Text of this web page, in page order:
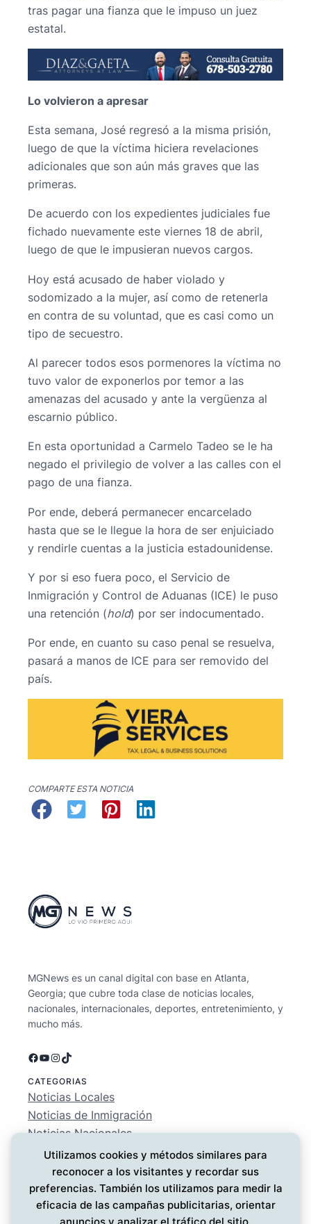
tras pagar una fianza que le impuso un juez
estatal.
Lo volvieron a apresar
Esta semana, José regresó a la misma prisión,
luego de que la víctima hiciera revelaciones
adicionales que son aún más graves que las
primeras.
De acuerdo con los expedientes judiciales fue
fichado nuevamente este viernes 18 de abril,
luego de que le impusieran nuevos cargos.
Hoy está acusado de haber violado y
sodomizado a la mujer, así como de retenerla
en contra de su voluntad, que es casi como un
tipo de secuestro.
Al parecer todos esos pormenores la víctima no
tuvo valor de exponerlos por temor a las
amenazas del acusado y ante la vergüenza al
escarnio público.
En esta oportunidad a Carmelo Tadeo se le ha
negado el privilegio de volver a las calles con el
pago de una fianza.
Por ende, deberá permanecer encarcelado
hasta que se le llegue la hora de ser enjuiciado
y rendirle cuentas a la justicia estadounidense.
Y por si eso fuera poco, el Servicio de
Inmigración y Control de Aduanas (ICE) le puso
una retención (hold) por ser indocumentado.
Por ende, en cuanto su caso penal se resuelva,
pasará a manos de ICE para ser removido del
país.
COMPARTE ESTA NOTICIA
MGNews es un canal digital con base en Atlanta,
Georgia; que cubre toda clase de noticias locales,
nacionales, internacionales, deportes, entretenimiento, y
mucho más.
Facebook
YouTube
Instagram
TikTok
CATEGORIAS
Noticias Locales
Noticias de Inmigración
Noticias Nacionales
Deportes
Entretenimiento
EMPRESA
Conócenos
Política de Privacidad
Utilizamos cookies y métodos similares para
reconocer a los visitantes y recordar sus
preferencias. También los utilizamos para medir la
eficacia de las campañas publicitarias, orientar